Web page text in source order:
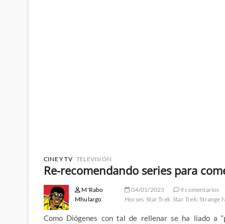
CINE Y TV TELEVISIÓN
Re-recomendando series para
M'Rabo
Mhulargo
04/01/2023 9 comentarios
Horses Star Trek Star Trek: Strange
Como Diógenes con tal de rellenar se ha liado a